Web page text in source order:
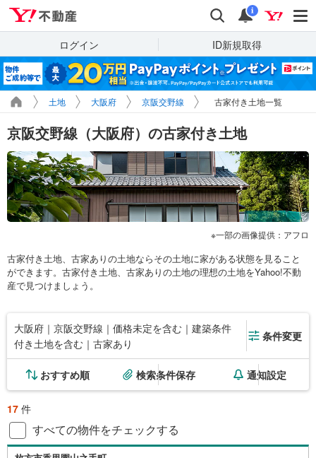
検索 通知
i
ログイン ID新規取得
土地 大阪府 京阪交野線 古家付き土地一覧
京阪交野線（大阪府）の古家付き土地
一部の画像提供：アフロ
古家付き土地、古家ありの土地ならその土地に家がある状態を見ること
ができます。古家付き土地、古家ありの土地の理想の土地をYahoo!不動
産で見つけましょう。
大阪府｜京阪交野線｜価格未定を含む｜建築条件
付き土地を含む｜古家あり
条件変更
おすすめ順 検索条件保存 通知設定
17 件
すべての物件をチェックする